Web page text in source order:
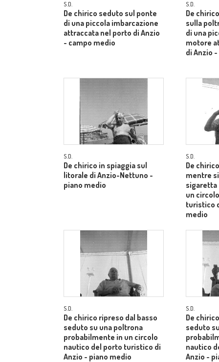
S.D.
De chirico seduto sul ponte
di una piccola imbarcazione
attraccata nel porto di Anzio
- campo medio
S.D.
De
sulla
di una
motore
di Anzio
S.D.
De chirico in spiaggia sul
litorale di Anzio-Nettuno -
piano medio
S.D.
De
mentre
sigaretta
un
turistico
medio
S.D.
De chirico ripreso dal basso
seduto su una poltrona
probabilmente in un circolo
nautico del porto turistico di
Anzio - piano medio
S.D.
De
seduto
nautico
Anzio -